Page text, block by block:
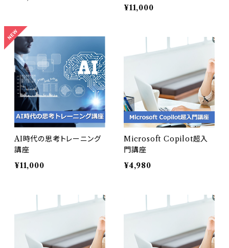
¥11,000
AI時代の思考トレーニング
講座
¥11,000
Microsoft Copilot超入
門講座
¥4,980